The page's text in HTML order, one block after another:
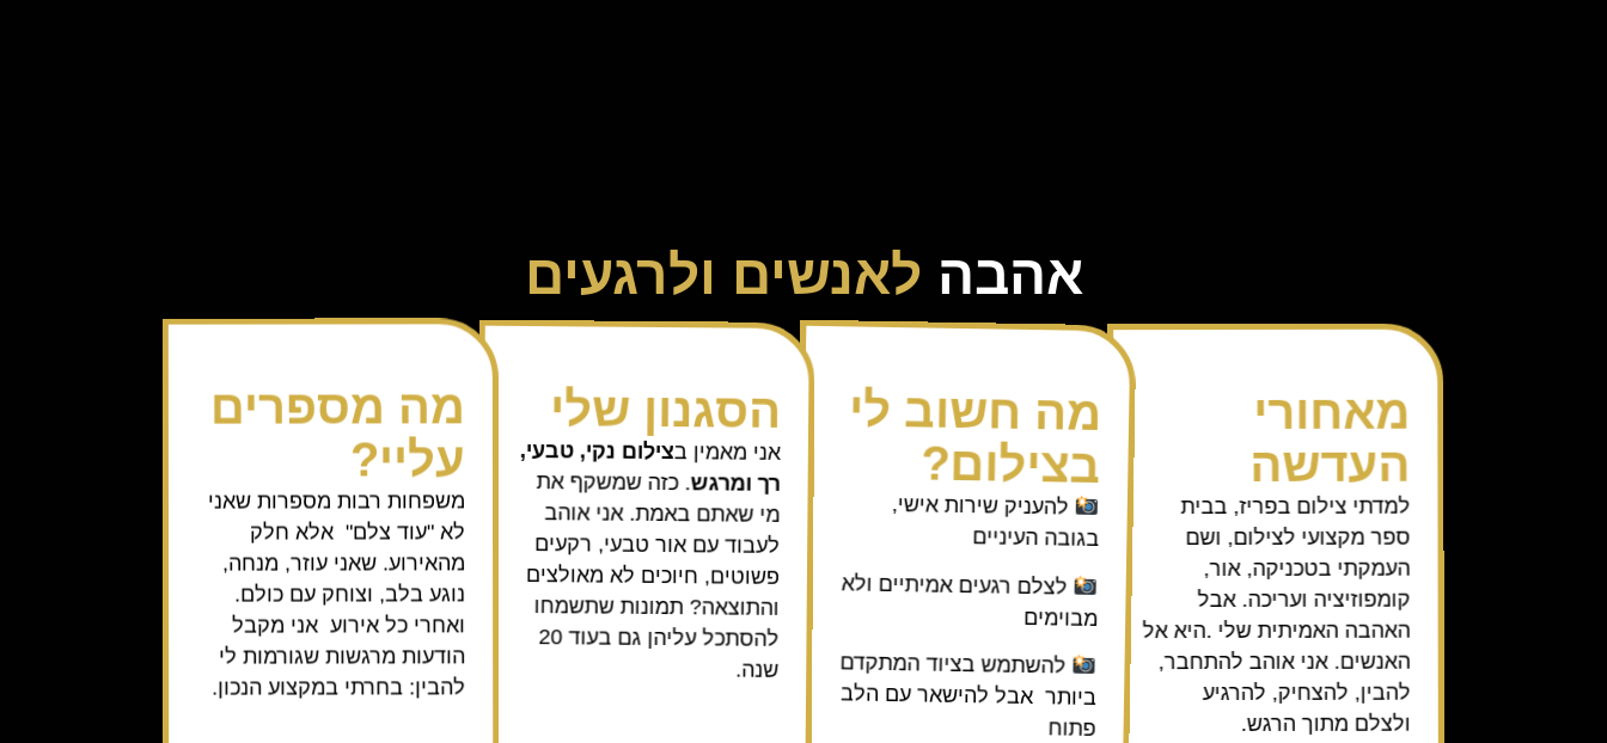
אהבה לאנשים ולרגעים
מאחורי
העדשה
למדתי צילום בפריז, בבית
ספר מקצועי לצילום, ושם
העמקתי בטכניקה, אור,
קומפוזיציה ועריכה. אבל
האהבה האמיתית שלי .היא אל
האנשים. אני אוהב להתחבר,
להבין, להצחיק, להרגיע
ולצלם מתוך הרגש.
מה חשוב לי
בצילום?
להעניק שירות אישי,
בגובה העיניים
לצלם רגעים אמיתיים ולא
מבוימים
להשתמש בציוד המתקדם
ביותר אבל להישאר עם הלב
פתוח
הסגנון שלי
אני מאמין בצילום נקי, טבעי,
רך ומרגש. כזה שמשקף את
מי שאתם באמת. אני אוהב
לעבוד עם אור טבעי, רקעים
פשוטים, חיוכים לא מאולצים
והתוצאה? תמונות שתשמחו
להסתכל עליהן גם בעוד 20
שנה.
מה מספרים
עליי?
משפחות רבות מספרות שאני
לא "עוד צלם" אלא חלק
מהאירוע. שאני עוזר, מנחה,
נוגע בלב, וצוחק עם כולם.
ואחרי כל אירוע אני מקבל
הודעות מרגשות שגורמות לי
להבין: בחרתי במקצוע הנכון.